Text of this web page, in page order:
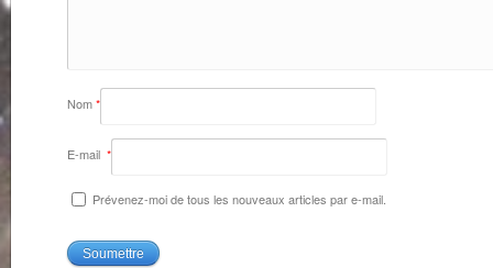
Nom*
E-mail *
Prévenez-moi de tous les nouveaux articles par e-mail.